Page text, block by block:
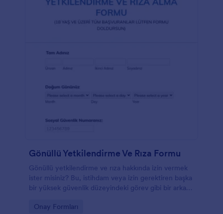
Gönüllü Yetkilendirme Ve Rıza Formu
Gönüllü yetkilendirme ve rıza hakkında izin vermek
ister misiniz? Bu, istihdam veya izin gerektiren başka
bir yüksek güvenlik düzeyindeki görev gibi bir arka
gönüllü bir onay formudur. Gönüllü arka plan
Go to Category:
Onay Formları